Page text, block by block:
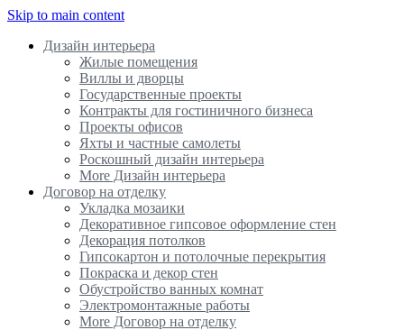
Skip to main content
Дизайн интерьера
Жилые помещения
Виллы и дворцы
Государственные проекты
Контракты для гостиничного бизнеса
Проекты офисов
Яхты и частные самолеты
Роскошный дизайн интерьера
More Дизайн интерьера
Договор на отделку
Укладка мозаики
Декоративное гипсовое оформление стен
Декорация потолков
Гипсокартон и потолочные перекрытия
Покраска и декор стен
Обустройство ванных комнат
Электромонтажные работы
More Договор на отделку